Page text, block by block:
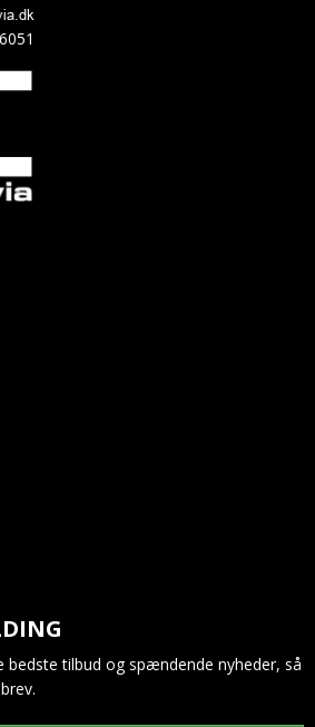
tilbud og spændende nyheder, så